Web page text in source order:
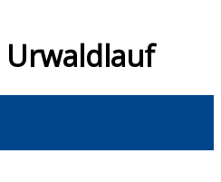
Urwaldlauf